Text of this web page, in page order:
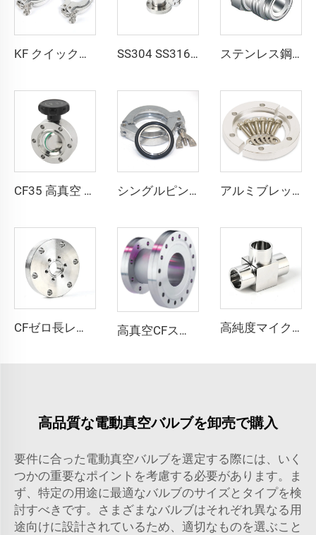
KF クイッククランプリング KF16/KF25/KF40/KF50 アルミニウム 真空継手 NW25/NW40 高品質クランプフランジ 半導体用 SS304 SS316L ステンレス鋼 CF 三方等径チー 回転式 CF16-CF100 高真空 サイズ穴 3/4"-4" 高品質 回転式／固定式 フランジ継手 3方向チー ステンレス鋼製エンドプラグ SS316L QCR-メタルフェース継手 1/8"-1" ブライトアニール／電解研磨仕上げ
CF35 高真空 SS316L SS304 ステンレス鋼製バタフライバルブ 手動操作スイベルバルブプレート FKMシール付き 高品質真空バタフライバルブ シングルピンクランプセンターリングOリング（FKM/NBR/EPDM）NW25/NW40 アルミニウム真空継手クランプ 半導体用 KF16/KF25/KF40/KF50 アルミブレッチクランプ KF16/KF25/KF40/KF50 真空フランジ 高品質真空クランプ継手 NW16/25/40/50 単純な高真空チャンバーポット用
CFゼロ長レデューサー SS304 SS316L 高真空継手 異なるサイズのCFフランジ（両側）ステンレス鋼 通し穴／メトリックネジ CF35xCF16-CF200xCF150 UNCネジ 高真空CFストレート段付きニップル CF35xCF36-CF160xCF100 固定・回転可能 SS304 SS316L ステンレス鋼 通し穴付き継手 1/2"-10" フランジ 高純度マイクロフィットチューブブチウェルディングティー継手 ステンレス鋼超高純度ティー溶接継手 SS316L T字型マイクロ溶接継手
高品質な電動真空バルブを卸売で購入
要件に合った電動真空バルブを選定する際には、いく
つかの重要なポイントを考慮する必要があります。ま
ず、特定の用途に最適なバルブのサイズとタイプを検
討すべきです。さまざまなバルブはそれぞれ異なる用
途向けに設計されているため、適切なものを選ぶこと